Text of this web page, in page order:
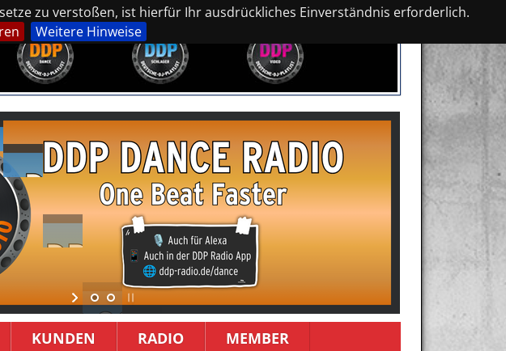
zu verstoßen, ist hierfür Ihr ausdrückliches Einverständnis erforderlich.
Weitere Hinweise
KUNDEN RADIO MEMBER